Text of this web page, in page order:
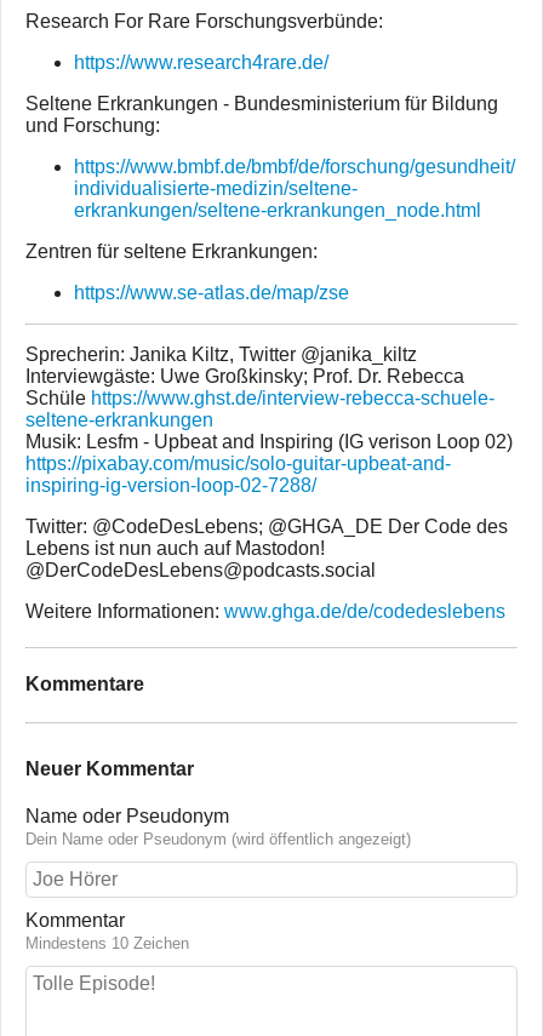
Research For Rare Forschungsverbünde:
https://www.research4rare.de/
Seltene Erkrankungen - Bundesministerium für Bildung
und Forschung:
https://www.bmbf.de/bmbf/de/forschung/gesundheit/
individualisierte-medizin/seltene-
erkrankungen/seltene-erkrankungen_node.html
Zentren für seltene Erkrankungen:
https://www.se-atlas.de/map/zse
Sprecherin: Janika Kiltz, Twitter @janika_kiltz
Interviewgäste: Uwe Großkinsky; Prof. Dr. Rebecca
Schüle https://www.ghst.de/interview-rebecca-schuele-
seltene-erkrankungen
Musik: Lesfm - Upbeat and Inspiring (IG verison Loop 02)
https://pixabay.com/music/solo-guitar-upbeat-and-
inspiring-ig-version-loop-02-7288/
Twitter: @CodeDesLebens; @GHGA_DE Der Code des
Lebens ist nun auch auf Mastodon!
@DerCodeDesLebens@podcasts.social
Weitere Informationen: www.ghga.de/de/codedeslebens
Kommentare
Neuer Kommentar
Name oder Pseudonym
Dein Name oder Pseudonym (wird öffentlich angezeigt)
Kommentar
Mindestens 10 Zeichen